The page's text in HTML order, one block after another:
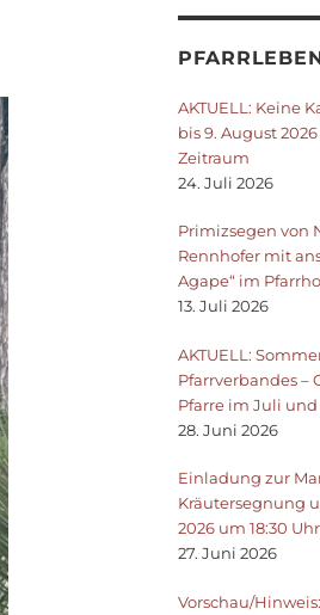
AKTUELL: Keine
bis 9. August
Zeitraum
24. Juli 2026
Primizsegen von
Rennhofer mit
Agape“ im
13. Juli 2026
AKTUELL:
Pfarrverbandes –
Pfarre im Juli
28. Juni 2026
Einladung zur
Kräutersegnung
2026 um 18:30
27. Juni 2026
Vorschau/